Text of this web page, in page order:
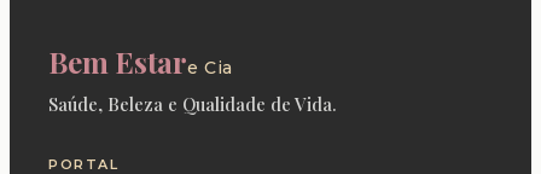
Bem Estare Cia
Saúde, Beleza e Qualidade de Vida.
PORTAL